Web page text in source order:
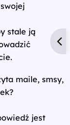
stale ją
maile, smsy,
jest